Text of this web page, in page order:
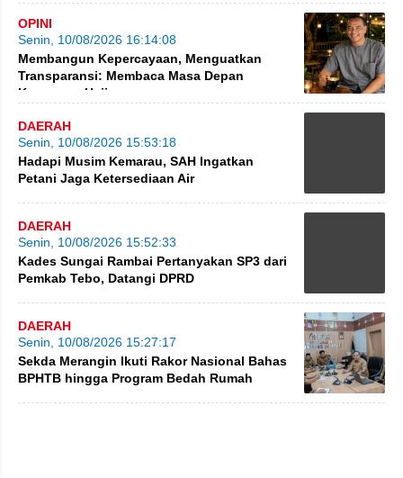
OPINI
Senin, 10/08/2026 16:14:08
Membangun Kepercayaan, Menguatkan
Transparansi: Membaca Masa Depan
Keuangan Haji
DAERAH
Senin, 10/08/2026 15:53:18
Hadapi Musim Kemarau, SAH Ingatkan
Petani Jaga Ketersediaan Air
DAERAH
Senin, 10/08/2026 15:52:33
Kades Sungai Rambai Pertanyakan SP3 dari
Pemkab Tebo, Datangi DPRD
DAERAH
Senin, 10/08/2026 15:27:17
Sekda Merangin Ikuti Rakor Nasional Bahas
BPHTB hingga Program Bedah Rumah